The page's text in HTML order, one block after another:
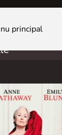
principal